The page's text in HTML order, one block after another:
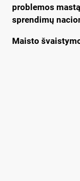
problemos
sprendimų
Maisto